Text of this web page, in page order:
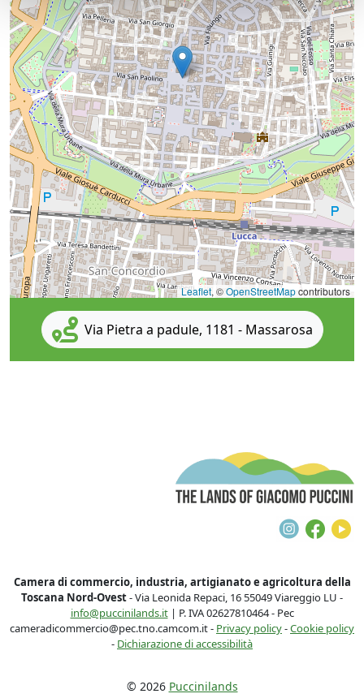
Leaflet, ©OpenStreetMapcontributors
Via Pietra a padule, 1181 - Massarosa
Camera di commercio, industria, artigianato e agricoltura della
Toscana Nord-Ovest- Via Leonida Repaci, 16 55049 Viareggio LU -
info@puccinilands.it| P. IVA 02627810464 - Pec
cameradicommercio@pec.tno.camcom.it - Privacy policy-Cookie policy
- Dichiarazione di accessibilità
© 2026 Puccinilands